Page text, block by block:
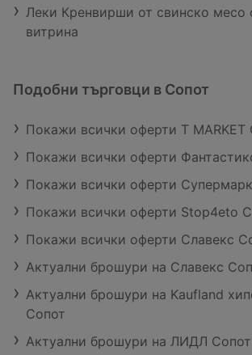
Леки Кренвирши от свинско месо
витрина
Подобни търговци в Сопот
Покажи всички оферти T MARKET
Покажи всички оферти
Покажи всички оферти
Покажи всички оферти Stop4eto
Покажи всички оферти Славекс
Актуални брошури на Славекс
Актуални брошури на Kaufland
Сопот
Актуални брошури на ЛИДЛ Сопот